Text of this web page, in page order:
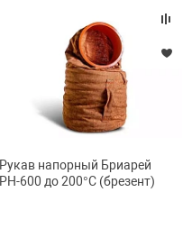
Средства
дыхания
Средства
Стволы
Системы
Табло
Термошкафы
Рукав напорный Бриарей
РН-600 до 200°С (брезент)